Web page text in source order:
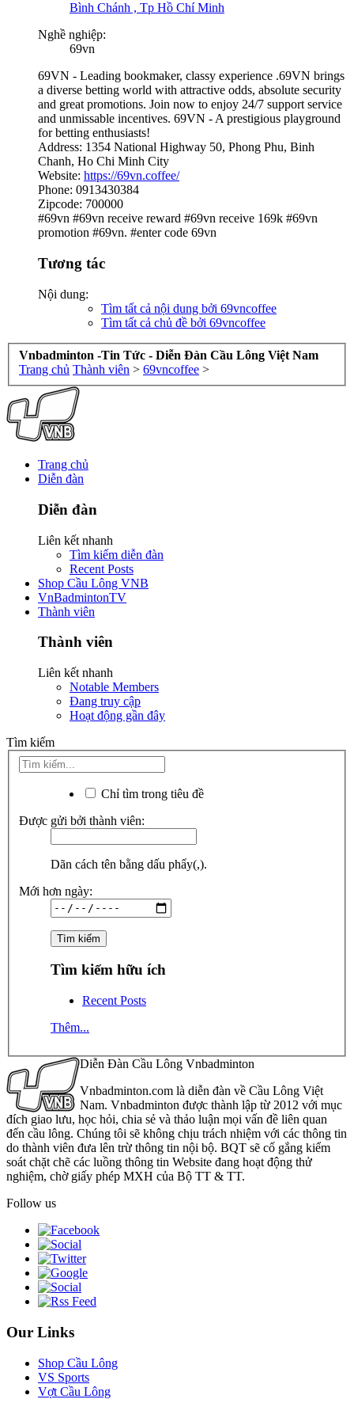
Bình Chánh , Tp Hồ Chí Minh
Nghề nghiệp:
69vn
69VN - Leading bookmaker, classy experience .69VN brings
a diverse betting world with attractive odds, absolute security
and great promotions. Join now to enjoy 24/7 support service
and unmissable incentives. 69VN - A prestigious playground
for betting enthusiasts!
Address: 1354 National Highway 50, Phong Phu, Binh
Chanh, Ho Chi Minh City
Website: https://69vn.coffee/
Phone: 0913430384
Zipcode: 700000
#69vn #69vn receive reward #69vn receive 169k #69vn
promotion #69vn. #enter code 69vn
Tương tác
Nội dung:
Tìm tất cả nội dung bởi 69vncoffee
Tìm tất cả chủ đề bởi 69vncoffee
Vnbadminton -Tin Tức - Diễn Đàn Cầu Lông Việt Nam
Trang chủ Thành viên > 69vncoffee >
Trang chủ
Diễn đàn
Diễn đàn
Liên kết nhanh
Tìm kiếm diễn đàn
Recent Posts
Shop Cầu Lông VNB
VnBadmintonTV
Thành viên
Thành viên
Liên kết nhanh
Notable Members
Đang truy cập
Hoạt động gần đây
Tìm kiếm
Chỉ tìm trong tiêu đề
Được gửi bởi thành viên:
Dãn cách tên bằng dấu phẩy(,).
Mới hơn ngày:
Tìm kiếm hữu ích
Recent Posts
Thêm...
Diễn Đàn Cầu Lông Vnbadminton
Vnbadminton.com là diễn đàn về Cầu Lông Việt
Nam. Vnbadminton được thành lập từ 2012 với mục
đích giao lưu, học hỏi, chia sẻ và thảo luận mọi vấn đề liên quan
đến cầu lông. Chúng tôi sẽ không chịu trách nhiệm với các thông tin
do thành viên đưa lên trừ thông tin nội bộ. BQT sẽ cố gắng kiểm
soát chặt chẽ các luồng thông tin Website đang hoạt động thử
nghiệm, chờ giấy phép MXH của Bộ TT & TT.
Follow us
Our Links
Shop Cầu Lông
VS Sports
Vợt Cầu Lông